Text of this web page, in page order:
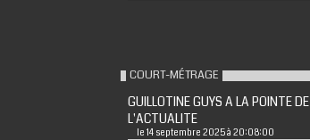
COURT-MÉTRAGE
GUILLOTINE GUYS A LA POINTE DE
L'ACTUALITE
le 14 septembre 2025 à 20:08:00